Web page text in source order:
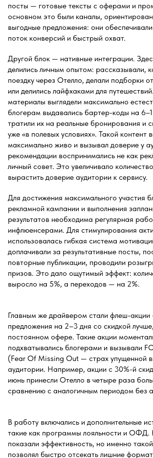
посты — готовые тексты с оферами и
основном это были каналы,
выгодные предложения: они
поток конверсий и быстрый охват.
Другой блок — нативные интеграции.
делились личным опытом: рассказывали,
поездку через Отелло, делали подборки
или делились лайфхаками для
материалы выглядели максимально
блогерам выдавались бартер-коды на
тратили их на реальные бронирования и
уже «в полевых условиях». Такой контент
максимально живо и вызывал доверие у
рекомендации воспринимались не как
личный совет. Это увеличивало
вырастить доверие аудитории к сервису.
Для достижения максимального участия
рекламной кампании и выполнения
результатов необходима регулярная
инфлюенсерами. Для стимулирования
использовалась гибкая система
доплачивали за результативные посты,
повторные публикации, проводили
призов. Это дало ощутимый эффект:
выросло на 5%, а переходов — на 2%.
Главным же драйвером стали флеш-акции
предложения на 2–3 дня со скидкой
постоянном офере. Такие акции
подхватывались блогерами и вызывали
(Fear Of Missing Out — страх упущенной
аудитории. Например, акции с 30%-й
июнь принесли Отелло в четыре раза
сравнению с аналогичным периодом без
В работу включались и дополнительные
такие как программы лояльности и ОФД.
показали эффективность, но именно
позволял быстро отсекать лишние